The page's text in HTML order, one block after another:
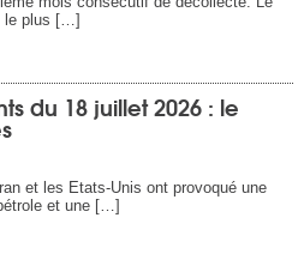
le plus […]
du 18 juillet 2026 : le
et les Etats-Unis ont provoqué une
et une […]